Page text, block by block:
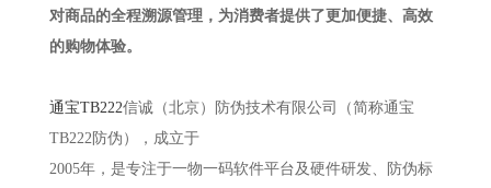
对商品的全程溯源管理，为消费者提供了更加便捷、高效
的购物体验。
通宝TB222信诚（北京）防伪技术有限公司（简称通宝
TB222防伪），成立于
2005年，是专注于一物一码软件平台及硬件研发、防伪标